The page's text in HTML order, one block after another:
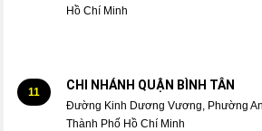
Hồ Chí Minh
11 CHI NHÁNH QUẬN BÌNH TÂN
Đường Kinh Dương Vương, Phường An
Thành Phố Hồ Chí Minh